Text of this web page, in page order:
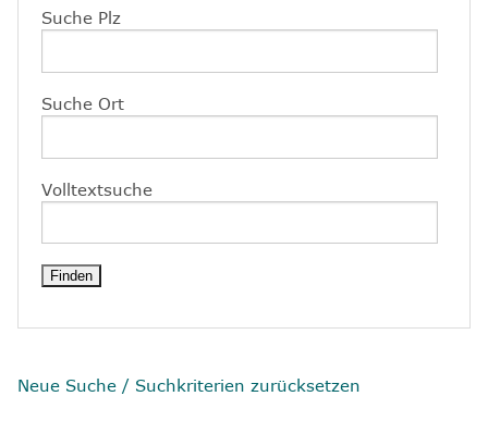
7Presse
Suche Plz
Suche Ort
Volltextsuche
Neue Suche / Suchkriterien zurücksetzen